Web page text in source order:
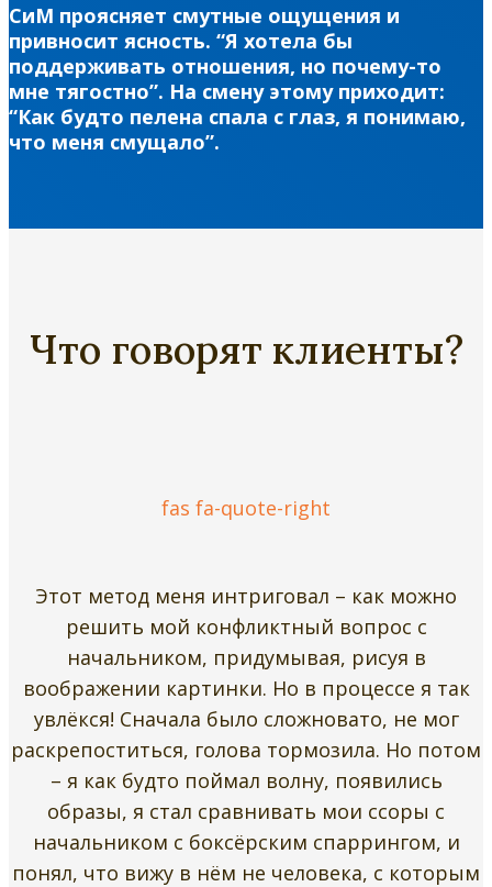
СиМ проясняет смутные ощущения и
привносит ясность. “Я хотела бы
поддерживать отношения, но почему-то
мне тягостно”. На смену этому приходит:
“Как будто пелена спала с глаз, я понимаю,
что меня смущало”.
Что говорят клиенты?
fas fa-quote-right
Этот метод меня интриговал – как можно
решить мой конфликтный вопрос с
начальником, придумывая, рисуя в
воображении картинки. Но в процессе я так
увлёкся! Сначала было сложновато, не мог
раскрепоститься, голова тормозила. Но потом
– я как будто поймал волну, появились
образы, я стал сравнивать мои ссоры с
начальником с боксёрским спаррингом, и
понял, что вижу в нём не человека, с которым